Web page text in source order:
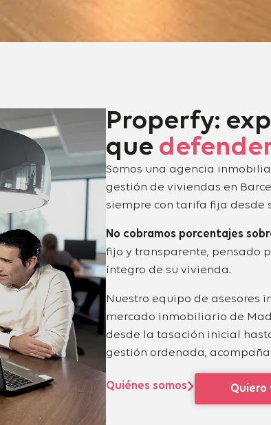
Properfy:
que
Somos una agencia
gestión de viviendas en
siempre con tarifa fija desde
No cobramos porcentajes
fijo y transparente, pensado
íntegro de su vivienda.
Nuestro equipo de asesores
mercado inmobiliario de
desde la tasación inicial
gestión ordenada,
Quiénes somos Quiero